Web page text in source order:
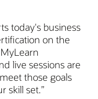
today's business
on the
live sessions are
those goals
skill set.”